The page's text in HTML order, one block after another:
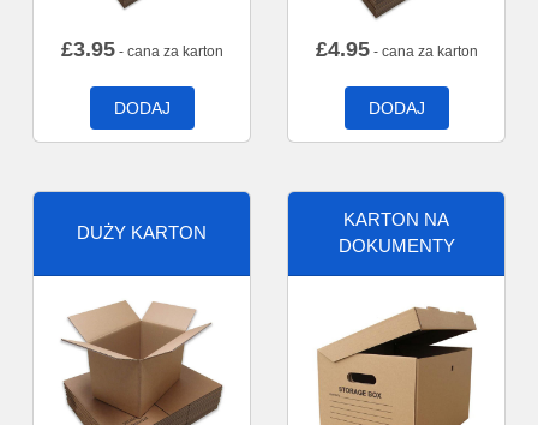
£3.95- cana za karton
DODAJ
£4.95- cana za karton
DODAJ
DUŻY KARTON
KARTON NA
DOKUMENTY